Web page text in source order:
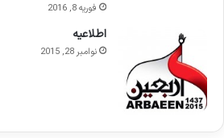
فوریه 8, 2016
اطلاعيه
نوامبر 28, 2015